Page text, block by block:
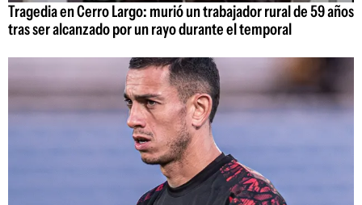
Tragedia en Cerro Largo: murió un trabajador rural de 59 años
tras ser alcanzado por un rayo durante el temporal